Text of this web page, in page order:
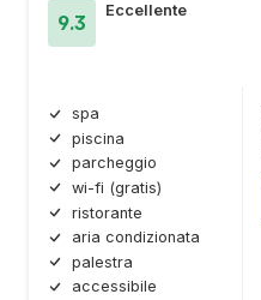
9.3
Eccellente
spa
piscina
parcheggio
wi-fi (gratis)
ristorante
aria condizionata
palestra
accessibile